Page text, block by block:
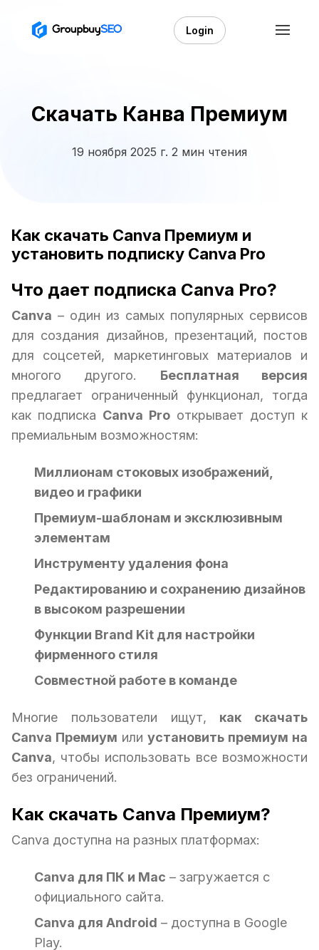
Login
Скачать Канва Премиум
19 ноября 2025 г. 2 мин чтения
Как скачать Canva Премиум и
установить подписку Canva Pro
Что дает подписка Canva Pro?
Canva – один из самых популярных сервисов
для создания дизайнов, презентаций, постов
для соцсетей, маркетинговых материалов и
многого другого. Бесплатная версия
предлагает ограниченный функционал, тогда
как подписка Canva Pro открывает доступ к
премиальным возможностям:
Миллионам стоковых изображений,
видео и графики
Премиум-шаблонам и эксклюзивным
элементам
Инструменту удаления фона
Редактированию и сохранению дизайнов
в высоком разрешении
Функции Brand Kit для настройки
фирменного стиля
Совместной работе в команде
Многие пользователи ищут, как скачать
Canva Премиум или установить премиум на
Canva, чтобы использовать все возможности
без ограничений.
Как скачать Canva Премиум?
Canva доступна на разных платформах:
Canva для ПК и Mac – загружается с
официального сайта.
Canva для Android – доступна в Google
Play.